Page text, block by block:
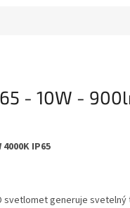
- 10W -
IP65
svetlomet generuje